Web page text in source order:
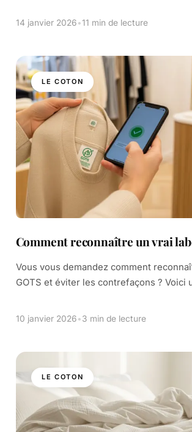
[…]
14 janvier 2026•11 min de lecture
LE COTON
Comment reconnaître un vrai
Vous vous demandez comment
GOTS et éviter les contrefaçons ? Voici
ligne. GOTS est […]
10 janvier 2026•3 min de lecture
LE COTON